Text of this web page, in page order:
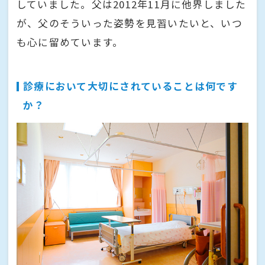
していました。父は2012年11月に他界しました
が、父のそういった姿勢を見習いたいと、いつ
も心に留めています。
診療において大切にされていることは何です
か？